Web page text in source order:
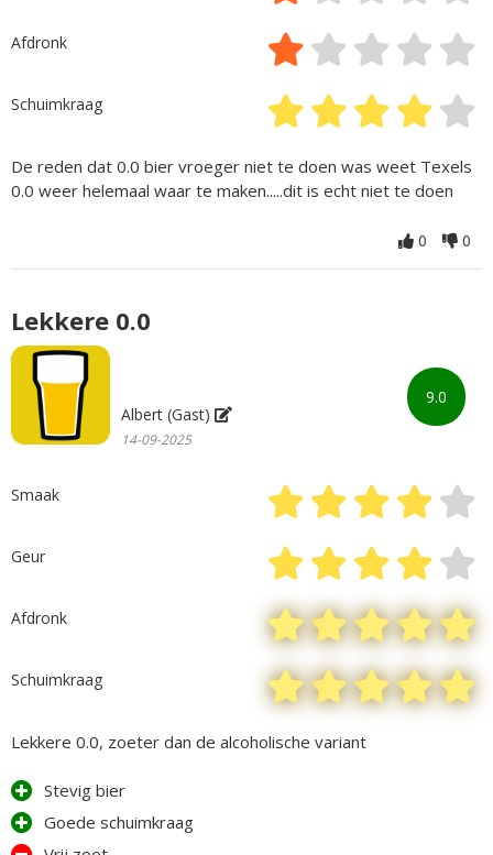
Afdronk
Schuimkraag
De reden dat 0.0 bier vroeger niet te doen was weet Texels
0.0 weer helemaal waar te maken.....dit is echt niet te doen
0 0
9.0
Lekkere 0.0
Albert (Gast)
14-09-2025
Smaak
Geur
Afdronk
Schuimkraag
Lekkere 0.0, zoeter dan de alcoholische variant
Stevig bier
Goede schuimkraag